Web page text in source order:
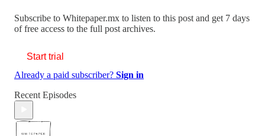
Subscribe to Whitepaper.mx to listen to this post and get 7 days
of free access to the full post archives.
Start trial
Already a paid subscriber? Sign in
Recent Episodes